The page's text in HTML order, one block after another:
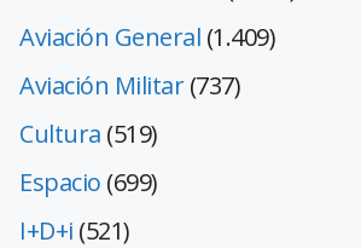
Aviación General (1.409)
Aviación Militar(737)
Cultura (519)
Espacio (699)
I+D+i (521)